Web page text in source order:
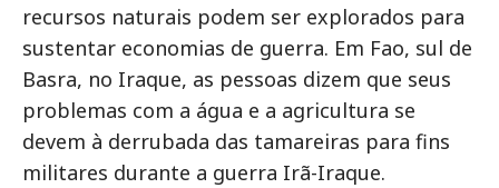
recursos naturais podem ser explorados para
sustentar economias de guerra. Em Fao, sul de
Basra, no Iraque, as pessoas dizem que seus
problemas com a água e a agricultura se
devem à derrubada das tamareiras para fins
militares durante a guerra Irã-Iraque.